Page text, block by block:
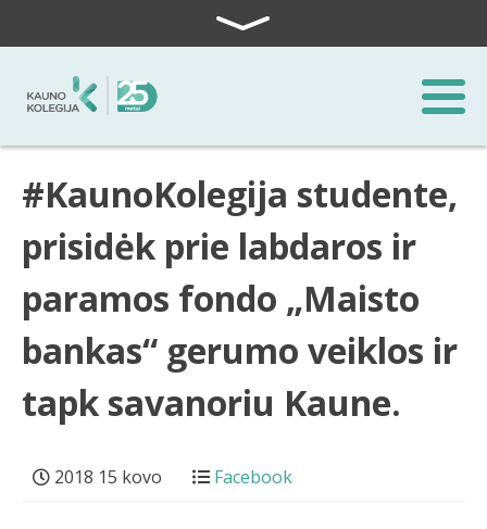
#KaunoKolegija studente,
prisidėk prie labdaros ir
paramos fondo „Maisto
bankas“ gerumo veiklos ir
tapk savanoriu Kaune.
2018 15 kovo Facebook